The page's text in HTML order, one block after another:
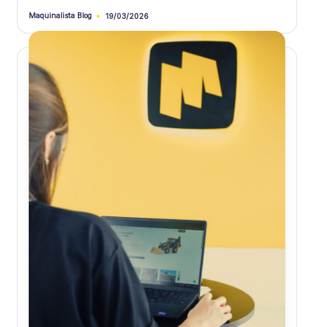
Postado
Maquinalista Blog 19/03/2026